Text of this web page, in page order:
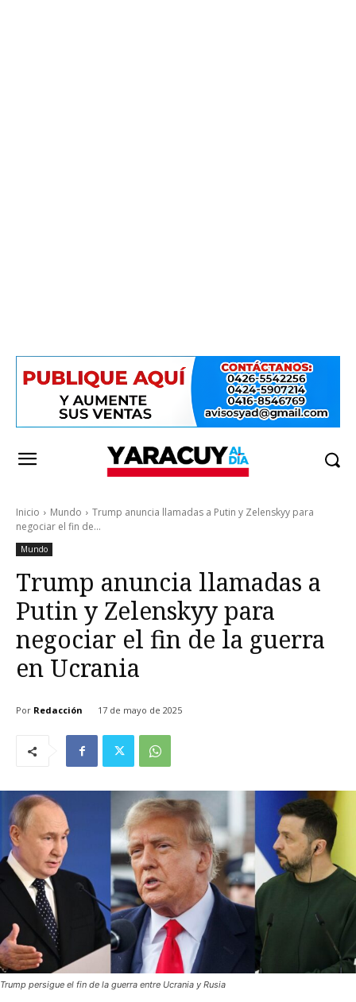
Inicio Mundo
Trump anuncia llamadas a Putin y Zelenskyy para
negociar el fin de...
Mundo
Trump anuncia llamadas a
Putin y Zelenskyy para
negociar el fin de la guerra
en Ucrania
Por Redacción 17 de mayo de 2025
Trump persigue el fin de la guerra entre Ucrania y Rusia